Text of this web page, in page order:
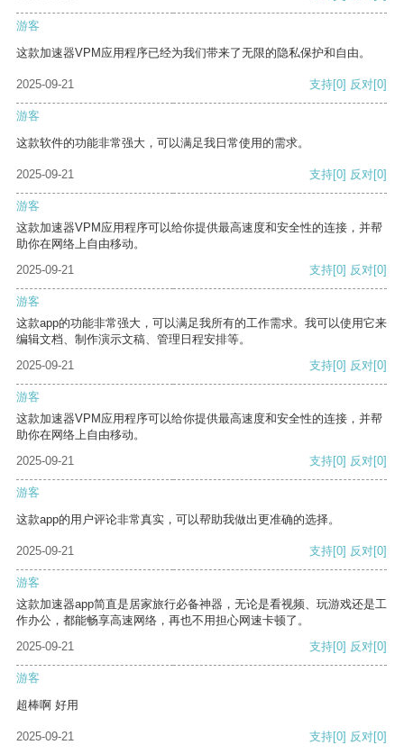
游客
这款加速器VPM应用程序已经为我们带来了无限的隐私保护和自由。
2025-09-21 支持[0] 反对[0]
游客
这款软件的功能非常强大，可以满足我日常使用的需求。
2025-09-21 支持[0] 反对[0]
游客
这款加速器VPM应用程序可以给你提供最高速度和安全性的连接，并帮
助你在网络上自由移动。
2025-09-21
支持[0] 反对[0]
游客
这款app的功能非常强大，可以满足我所有的工作需求。我可以使用它来
编辑文档、制作演示文稿、管理日程安排等。
2025-09-21
支持[0] 反对[0]
游客
这款加速器VPM应用程序可以给你提供最高速度和安全性的连接，并帮
助你在网络上自由移动。
2025-09-21
支持[0] 反对[0]
游客
这款app的用户评论非常真实，可以帮助我做出更准确的选择。
2025-09-21 支持[0] 反对[0]
游客
这款加速器app简直是居家旅行必备神器，无论是看视频、玩游戏还是工
作办公，都能畅享高速网络，再也不用担心网速卡顿了。
2025-09-21
支持[0] 反对[0]
游客
超棒啊 好用
2025-09-21 支持[0] 反对[0]